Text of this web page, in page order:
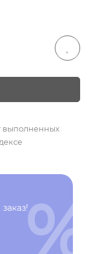
выполненных
%